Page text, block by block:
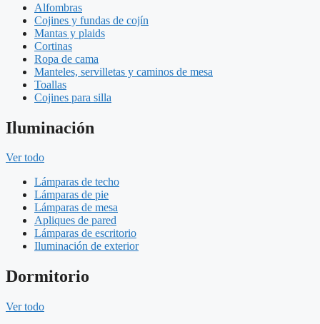
Alfombras
Cojines y fundas de cojín
Mantas y plaids
Cortinas
Ropa de cama
Manteles, servilletas y caminos de mesa
Toallas
Cojines para silla
Iluminación
Ver todo
Lámparas de techo
Lámparas de pie
Lámparas de mesa
Apliques de pared
Lámparas de escritorio
Iluminación de exterior
Dormitorio
Ver todo